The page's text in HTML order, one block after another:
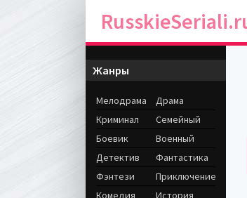
Жанры
Мелодрама
Драма
Криминал
Семейный
Боевик
Военный
Детектив
Фантастика
Фэнтези
Приключение
Комедия
История